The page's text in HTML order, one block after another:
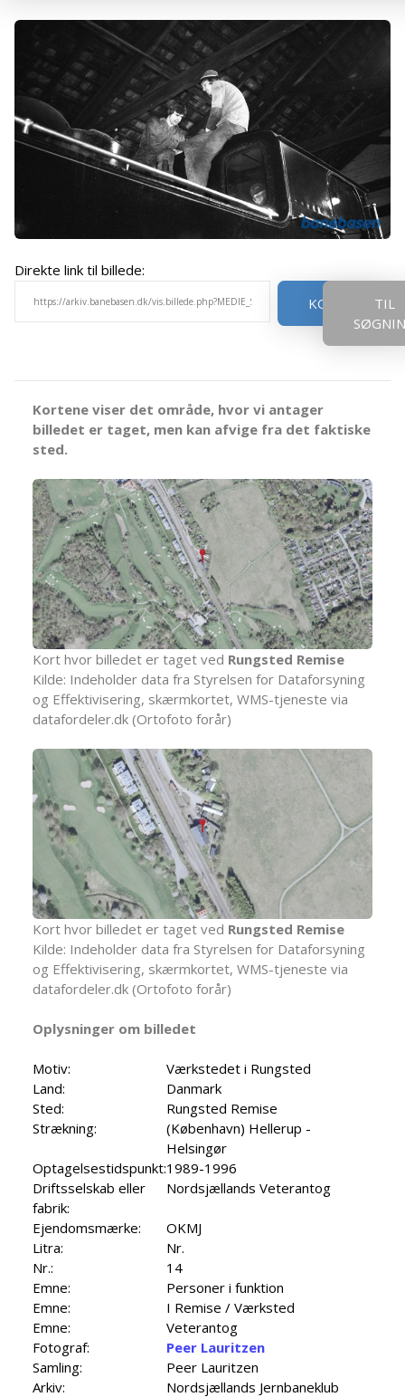
Direkte link til billede:
KOPIER
TIL
Kortene viser det område, hvor vi antager
billedet er taget, men kan afvige fra det faktiske
sted.
Kort hvor billedet er taget ved Rungsted Remise
Kilde: Indeholder data fra Styrelsen for Dataforsyning
og Effektivisering, skærmkortet, WMS-tjeneste via
datafordeler.dk (Ortofoto forår)
Kort hvor billedet er taget ved Rungsted Remise
Kilde: Indeholder data fra Styrelsen for Dataforsyning
og Effektivisering, skærmkortet, WMS-tjeneste via
datafordeler.dk (Ortofoto forår)
Oplysninger om billedet
Motiv:
Værkstedet i Rungsted
Land:
Danmark
Sted:
Rungsted Remise
Strækning:
(København) Hellerup -
Helsingør
Optagelsestidspunkt:1989-1996
Driftsselskab eller
fabrik:
Nordsjællands Veterantog
Ejendomsmærke:
OKMJ
Litra:
Nr.
Nr.:
14
Emne:
Personer i funktion
Emne:
I Remise / Værksted
Emne:
Veterantog
Fotograf:
Peer Lauritzen
Samling:
Peer Lauritzen
Arkiv:
Nordsjællands Jernbaneklub